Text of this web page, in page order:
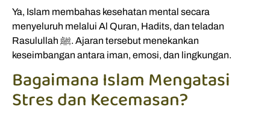
Ya, Islam membahas kesehatan mental secara
menyeluruh melalui Al Quran, Hadits, dan teladan
Rasulullah ﷺ. Ajaran tersebut menekankan
keseimbangan antara iman, emosi, dan lingkungan.
Bagaimana Islam Mengatasi
Stres dan Kecemasan?